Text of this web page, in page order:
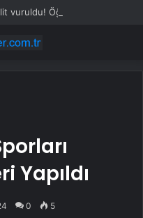
Yapıldı
0 5